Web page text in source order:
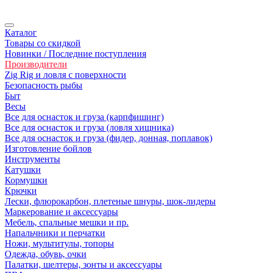
Каталог
Товары со скидкой
Новинки / Последние поступления
Производители
Zig Rig и ловля с поверхности
Безoпасность рыбы
Быт
Весы
Все для оснасток и груза (карпфишинг)
Все для оснасток и груза (ловля хищника)
Все для оснасток и груза (фидер, донная, поплавок)
Изготовление бойлов
Инструменты
Катушки
Кормушки
Крючки
Лески, флюрокарбон, плетеные шнуры, шок-лидеры
Маркерование и аксессуары
Мебель, спальные мешки и пр.
Напальчники и перчатки
Ножи, мультитулы, топоры
Одежда, обувь, очки
Палатки, шелтеры, зонты и аксессуары